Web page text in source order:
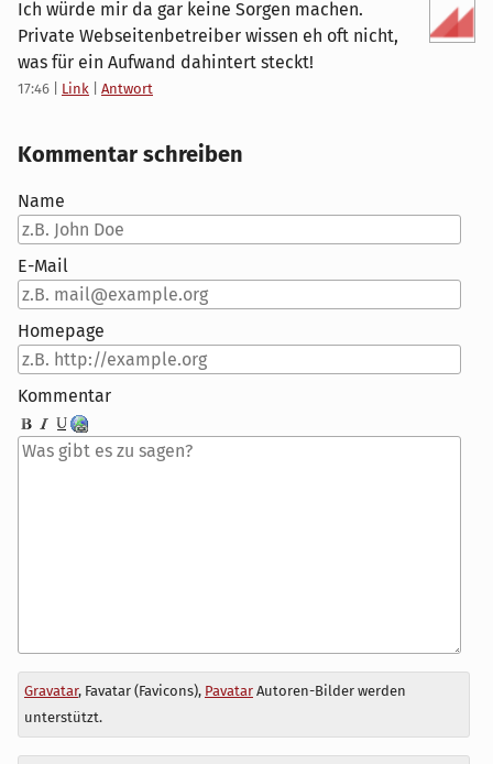
Ich würde mir da gar keine Sorgen machen.
Private Webseitenbetreiber wissen eh oft nicht,
was für ein Aufwand dahintert steckt!
17:46 Link Antwort
Kommentar schreiben
Name
E-Mail
Homepage
Kommentar
Antwort
zu
Gravatar, Favatar (Favicons), PavatarAutoren-Bilder werden
unterstützt.